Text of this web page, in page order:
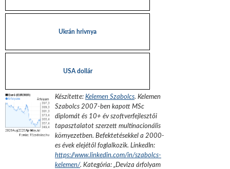
Ukrán hrivnya
USA dollár
Készítette: Kelemen Szabolcs. Kelemen
Szabolcs 2007-ben kapott MSc
diplomát és 10+ év szoftverfejlesztői
tapasztalatot szerzett multinacionális
környezetben. Befektetésekkel a 2000-
es évek elejétől foglalkozik. LinkedIn:
https://www.linkedin.com/in/szabolcs-
kelemen/. Kategória: „Deviza árfolyam